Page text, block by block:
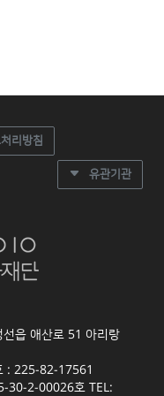
리방침
유관기관
읍 애산로 51 아리랑
: 225-82-17561
30-2-00026호 TEL: